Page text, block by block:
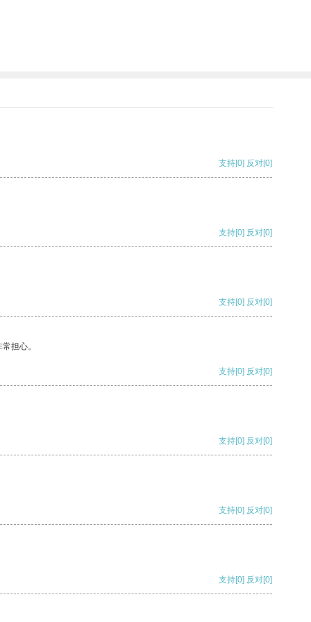
支持[0] 反对[0]
支持[0] 反对[0]
支持[0] 反对[0]
担心。
支持[0] 反对[0]
支持[0] 反对[0]
支持[0] 反对[0]
支持[0] 反对[0]